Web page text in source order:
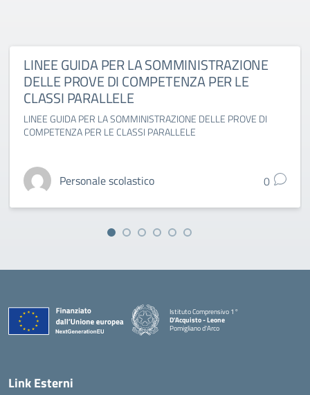
LINEE GUIDA PER LA SOMMINISTRAZIONE
DELLE PROVE DI COMPETENZA PER LE
CLASSI PARALLELE
LINEE GUIDA PER LA SOMMINISTRAZIONE DELLE PROVE DI
COMPETENZA PER LE CLASSI PARALLELE
Personale scolastico 0
Istituto Comprensivo 1°
D'Acquisto - Leone
Pomigliano d'Arco
— Visita la pagina iniziale della scuola
Link Esterni